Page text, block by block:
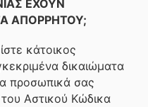
ΕΧΟΥΝ
ΑΠΟΡΡΗΤΟΥ;
κάτοικος
δικαιώματα
προσωπικά σας
Αστικού Κώδικα